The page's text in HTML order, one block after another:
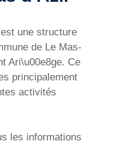
une structure
de Le Mas-
Ari\u00e8ge. Ce
principalement
activités
les informations